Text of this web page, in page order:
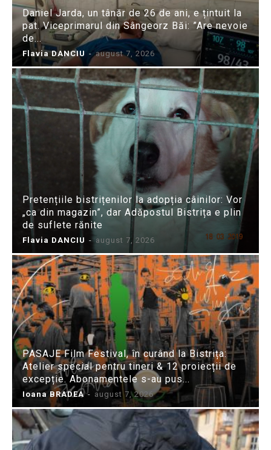
Daniel Jarda, un tânăr de 26 de ani, e țintuit la
pat. Viceprimarul din Sângeorz Băi: ”Are nevoie
de...
Flavia DANCIU - august 7, 2026
Pretențiile bistrițenilor la adopția câinilor: Vor
„ca din magazin”, dar Adăpostul Bistrița e plin
de suflete rănite
Flavia DANCIU - august 7, 2026
PASAJE Film Festival, în curând la Bistrița:
Atelier special pentru tineri & 12 proiecții de
excepție. Abonamentele s-au pus...
Ioana BRADEA - august 7, 2026